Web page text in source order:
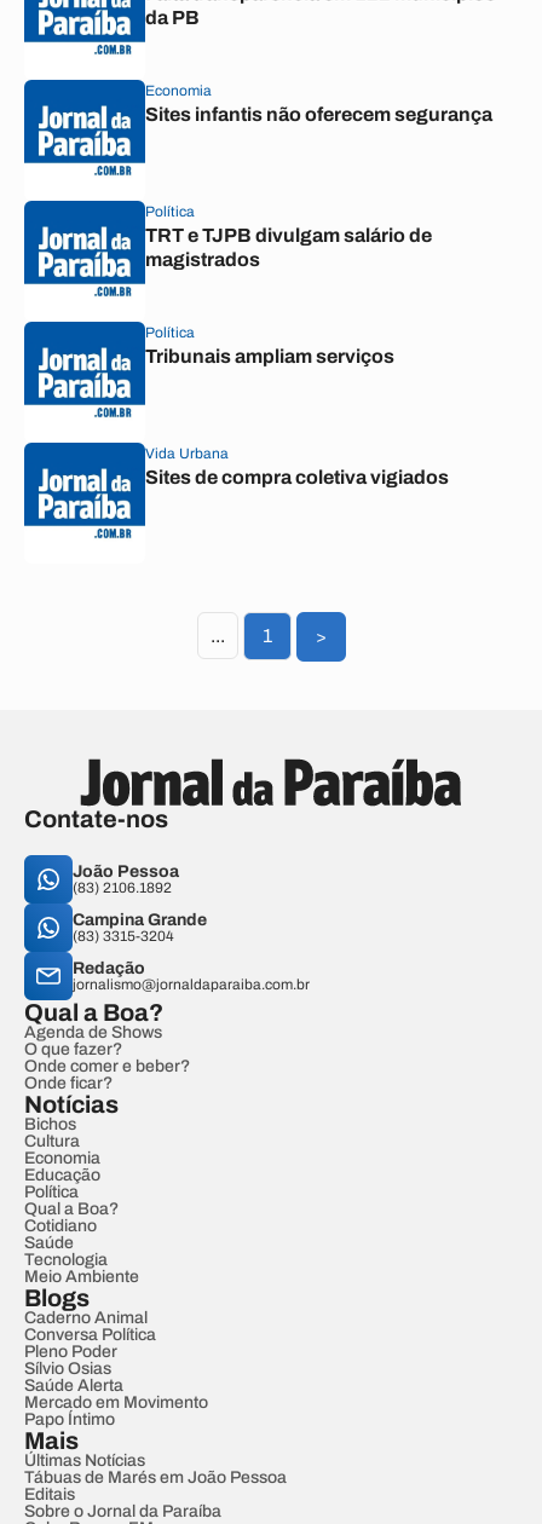
da PB
Economia
Sites infantis não oferecem segurança
Política
TRT e TJPB divulgam salário de
magistrados
Política
Tribunais ampliam serviços
Vida Urbana
Sites de compra coletiva vigiados
... 1 >
Contate-nos
João Pessoa
(83) 2106.1892
Campina Grande
(83) 3315-3204
Redação
jornalismo@jornaldaparaiba.com.br
Qual a Boa?
Agenda de Shows
O que fazer?
Onde comer e beber?
Onde ficar?
Notícias
Bichos
Cultura
Economia
Educação
Política
Qual a Boa?
Cotidiano
Saúde
Tecnologia
Meio Ambiente
Blogs
Caderno Animal
Conversa Política
Pleno Poder
Sílvio Osias
Saúde Alerta
Mercado em Movimento
Papo Íntimo
Mais
Últimas Notícias
Tábuas de Marés em João Pessoa
Editais
Sobre o Jornal da Paraíba